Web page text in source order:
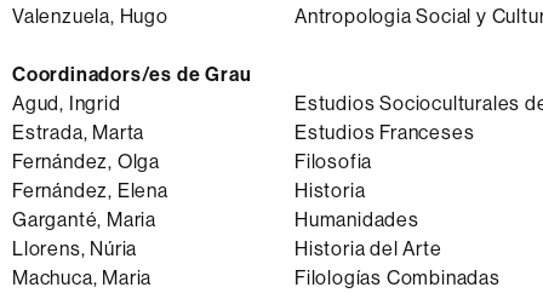
Valenzuela, Hugo
Antropologia Social y
Coordinadors/es de Grau
Agud, Ingrid
Estudios Socioculturales
Estrada, Marta
Estudios Franceses
Fernández, Olga
Filosofia
Fernández, Elena
Historia
Garganté, Maria
Humanidades
Llorens, Núria
Historia del Arte
Machuca, Maria
Filologías Combinadas